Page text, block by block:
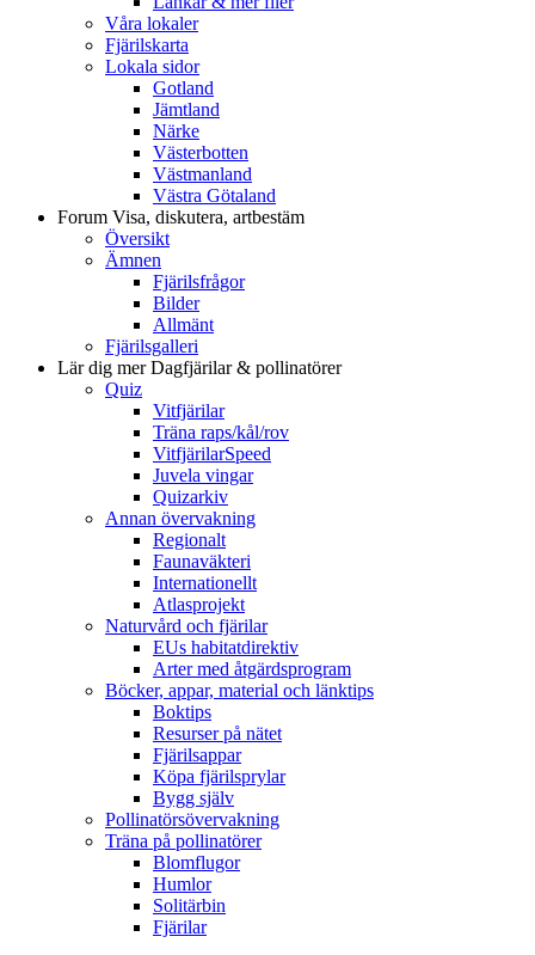
Våra lokaler
Fjärilskarta
Lokala sidor
Gotland
Jämtland
Närke
Västerbotten
Västmanland
Västra Götaland
Forum Visa, diskutera, artbestäm
Översikt
Ämnen
Fjärilsfrågor
Bilder
Allmänt
Fjärilsgalleri
Lär dig merDagfjärilar & pollinatörer
Quiz
Vitfjärilar
Träna raps/kål/rov
VitfjärilarSpeed
Juvela vingar
Quizarkiv
Annan övervakning
Regionalt
Faunaväkteri
Internationellt
Atlasprojekt
Naturvård och fjärilar
EUs habitatdirektiv
Arter med åtgärdsprogram
Böcker, appar, material och länktips
Boktips
Resurser på nätet
Fjärilsappar
Köpa fjärilsprylar
Bygg själv
Pollinatörsövervakning
Träna på pollinatörer
Blomflugor
Humlor
Solitärbin
Fjärilar